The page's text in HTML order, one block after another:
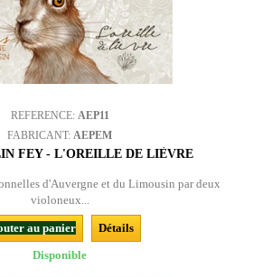
REFERENCE: AEP11
FABRICANT: AEPEM
FEY - L'OREILLE DE LIÈVRE
d'Auvergne et du Limousin par deux
violoneux...
au panier
Détails
Disponible